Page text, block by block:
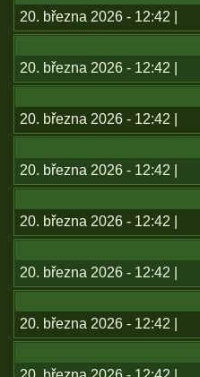
20. března 2026 - 12:42 |
20. března 2026 - 12:42 |
20. března 2026 - 12:42 |
20. března 2026 - 12:42 |
20. března 2026 - 12:42 |
20. března 2026 - 12:42 |
20. března 2026 - 12:42 |